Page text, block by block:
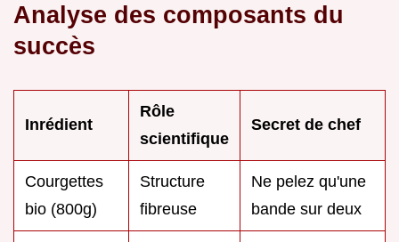
Analyse des composants du
succès
Inrédient
Rôle
scientifique
Secret de chef
Courgettes
bio (800g)
Structure
fibreuse
Ne pelez qu'une
bande sur deux